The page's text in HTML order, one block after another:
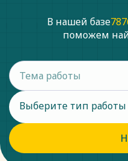
В нашей базе
поможем
Выберите тип работы